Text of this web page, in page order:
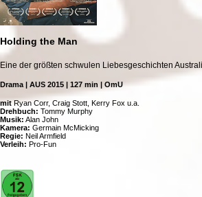
Holding the Man
Eine der größten schwulen Liebesgeschichten
Drama | AUS 2015 | 127 min | OmU
mitRyan Corr, Craig Stott, Kerry Fox u.a.
Drehbuch: Tommy Murphy
Musik: Alan John
Kamera: Germain McMicking
Regie: Neil Armfield
Verleih: Pro-Fun